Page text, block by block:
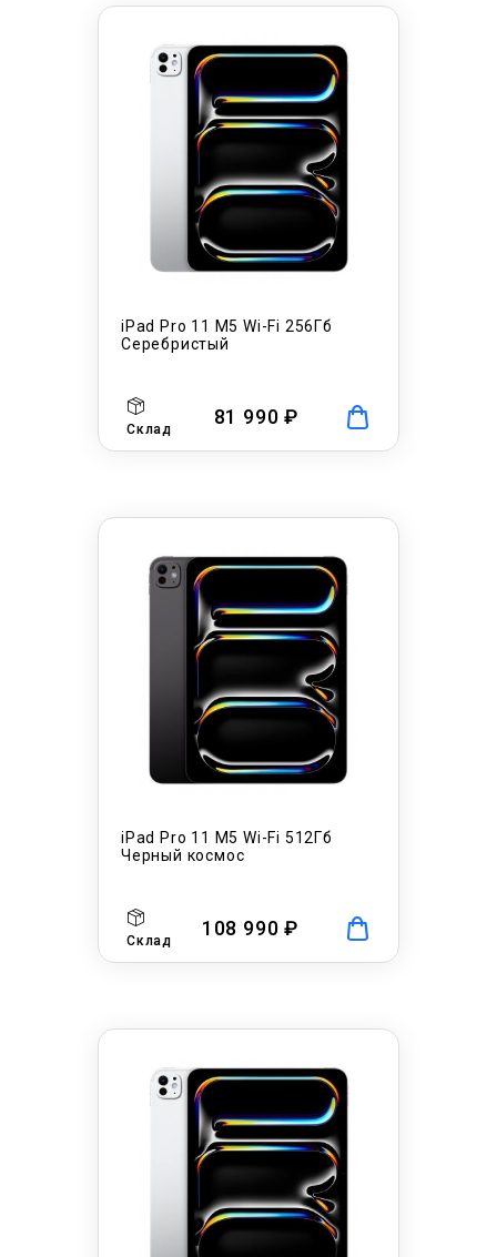
iPad Pro 11 M5 Wi-Fi 256Гб
Серебристый
81 990 ₽
Склад
iPad Pro 11 M5 Wi-Fi 512Гб
Черный космос
108 990 ₽
Склад